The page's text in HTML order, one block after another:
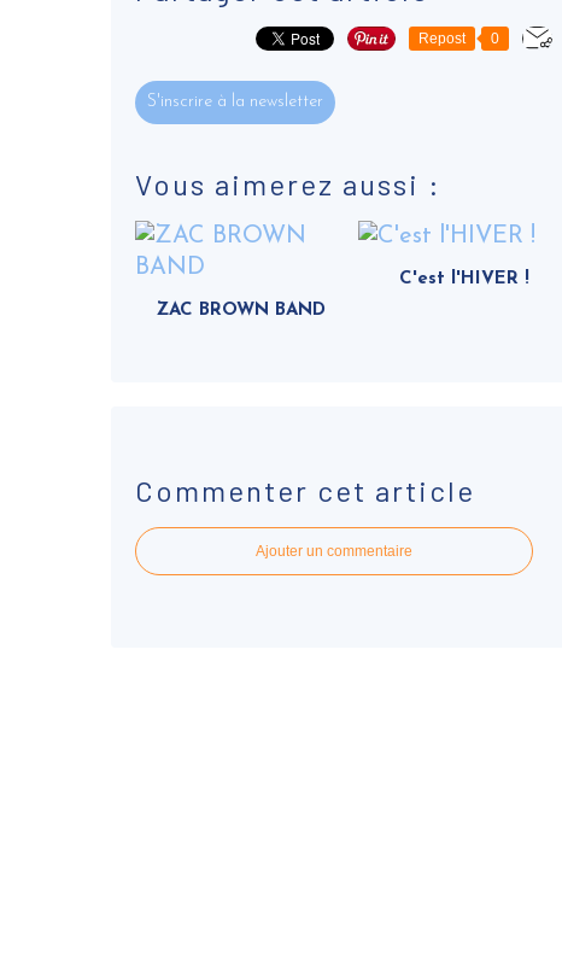
Repost 0
S'inscrire à la newsletter
Vous aimerez aussi :
ZAC BROWN BAND
C'est l'HIVER !
Commenter cet article
Ajouter un commentaire